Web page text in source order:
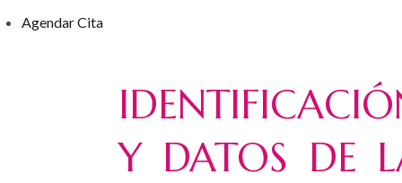
Agendar Cita
Y DATOS DE